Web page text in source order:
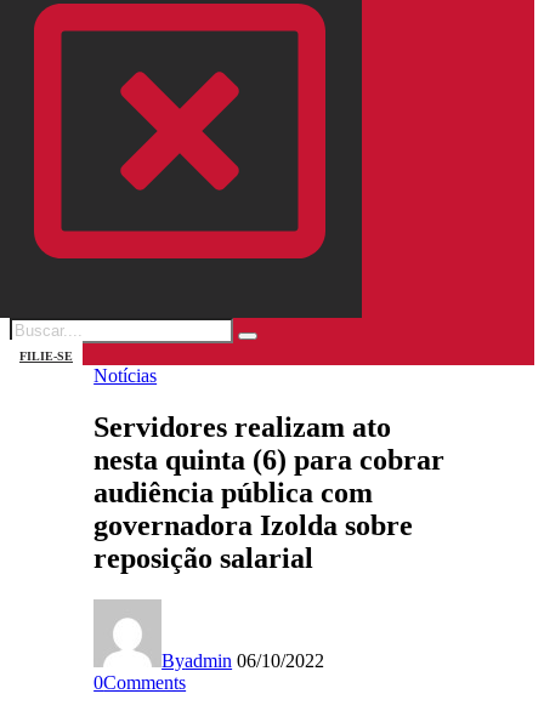
FILIE-SE
Notícias
Servidores realizam ato
nesta quinta (6) para cobrar
audiência pública com
governadora Izolda sobre
reposição salarial
Byadmin 06/10/2022
0Comments